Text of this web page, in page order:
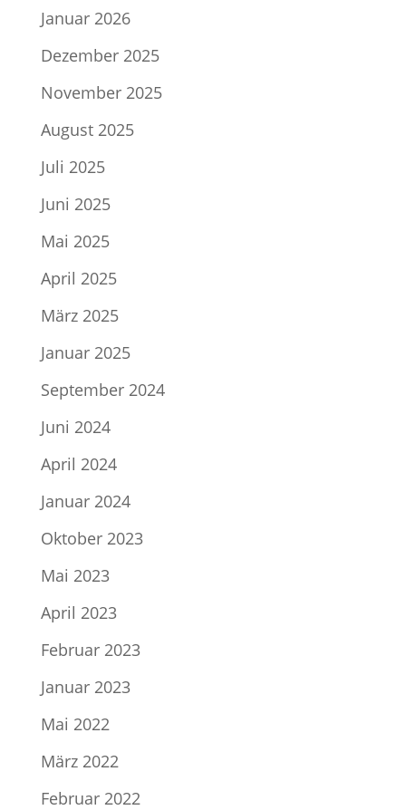
Januar 2026
Dezember 2025
November 2025
August 2025
Juli 2025
Juni 2025
Mai 2025
April 2025
März 2025
Januar 2025
September 2024
Juni 2024
April 2024
Januar 2024
Oktober 2023
Mai 2023
April 2023
Februar 2023
Januar 2023
Mai 2022
März 2022
Februar 2022